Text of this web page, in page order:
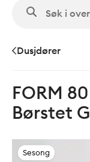
Dusjdører
FORM
Børstet
Sesong